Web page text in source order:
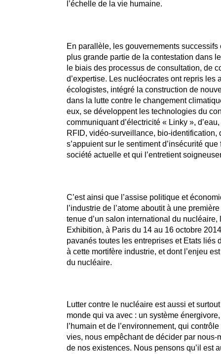
l’échelle de la vie humaine.
En parallèle, les gouvernements successifs
plus grande partie de la contestation dans
le biais des processus de consultation, de
d’expertise. Les nucléocrates ont repris les
écologistes, intégré la construction de
dans la lutte contre le changement
eux, se développent les technologies du
communiquant d’électricité « Linky »,
RFID, vidéo-surveillance, bio-identification,
s’appuient sur le sentiment d’insécurité que
société actuelle et qui l’entretient
C’est ainsi que l’assise politique et
l’industrie de l’atome aboutit à une
tenue d’un salon international du nucléaire,
Exhibition, à Paris du 14 au 16 octobre
pavanés toutes les entreprises et Etats liés
à cette mortifère industrie, et dont l’enjeu
du nucléaire.
Lutter contre le nucléaire est aussi et
monde qui va avec : un système
l’humain et de l’environnement, qui
vies, nous empêchant de décider par nous-
de nos existences. Nous pensons qu’il est